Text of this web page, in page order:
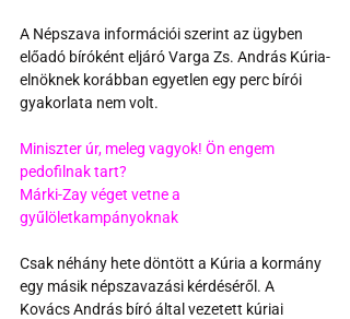
A Népszava információi szerint az ügyben
előadó bíróként eljáró Varga Zs. András Kúria-
elnöknek korábban egyetlen egy perc bírói
gyakorlata nem volt.
Miniszter úr, meleg vagyok! Ön engem
pedofilnak tart?
Márki-Zay véget vetne a
gyűlöletkampányoknak
Csak néhány hete döntött a Kúria a kormány
egy másik népszavazási kérdéséről. A
Kovács András bíró által vezetett kúriai